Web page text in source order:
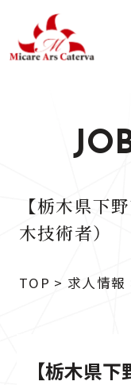
【栃木県下
木技術者）
TOP > 求人情報
業務（土木技術
【栃木県